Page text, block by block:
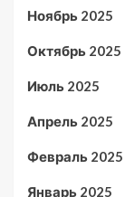
Ноябрь 2025
Октябрь 2025
Июль 2025
Апрель 2025
Февраль 2025
Январь 2025